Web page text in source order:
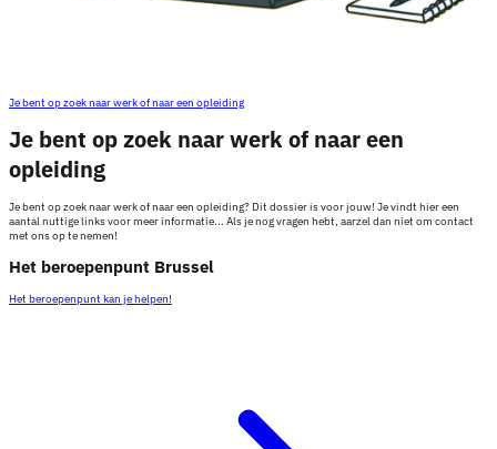
Je bent op zoek naar werk of naar een opleiding
Je bent op zoek naar werk of naar een
opleiding
Je bent op zoek naar werk of naar een opleiding? Dit dossier is voor jouw! Je vindt hier een
aantal nuttige links voor meer informatie... Als je nog vragen hebt, aarzel dan niet om contact
met ons op te nemen!
Het beroepenpunt Brussel
Het beroepenpunt kan je helpen!